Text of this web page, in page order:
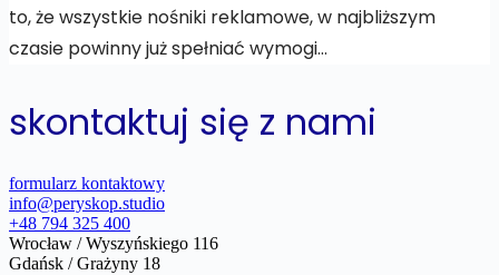
to, że wszystkie nośniki reklamowe, w najbliższym
czasie powinny już spełniać wymogi…
skontaktuj się z nami
formularz kontaktowy
info@peryskop.studio
+48 794 325 400
Wrocław / Wyszyńskiego 116
Gdańsk / Grażyny 18